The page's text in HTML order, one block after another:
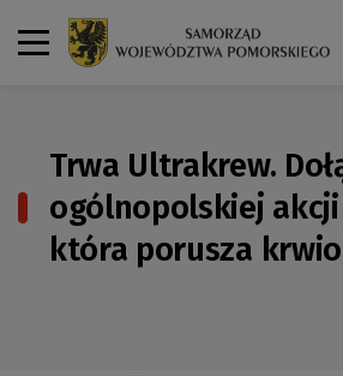
Trwa Ultrakrew.
ogólnopolskiej akcji
która porusza